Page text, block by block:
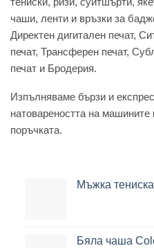
чаши, ленти и връзки за
Директен дигитален печат,
печат, Трансферен печат,
печат и Бродерия.
Изпълняваме бързи и
натовареността на
поръчката.
Мъжка
Бяла чаша